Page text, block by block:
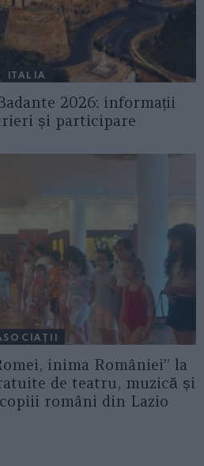
ITALIA
2026: informații
și participare
inima României” la
de teatru, muzică și
români din Lazio